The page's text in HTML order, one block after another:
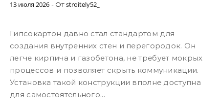
13 июля 2026 - Отstroitely52_
Гипсокартон давно стал стандартом для
создания внутренних стен и перегородок. Он
легче кирпича и газобетона, не требует мокрых
процессов и позволяет скрыть коммуникации.
Установка такой конструкции вполне доступна
для самостоятельного...